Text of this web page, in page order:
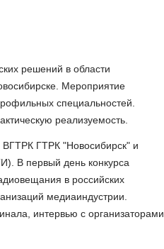
решений в области
Мероприятие
специальностей.
реализуемость.
ВГТРК ГТРК "Новосибирск" и
В первый день конкурса
в российских
медиаиндустрии.
интервью с организаторами